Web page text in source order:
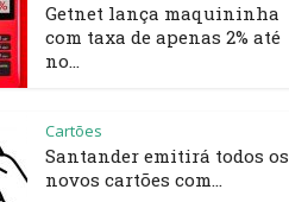
Getnet lança maquininha
com taxa de apenas 2% até
no...
Cartões
Santander emitirá todos os
novos cartões com...